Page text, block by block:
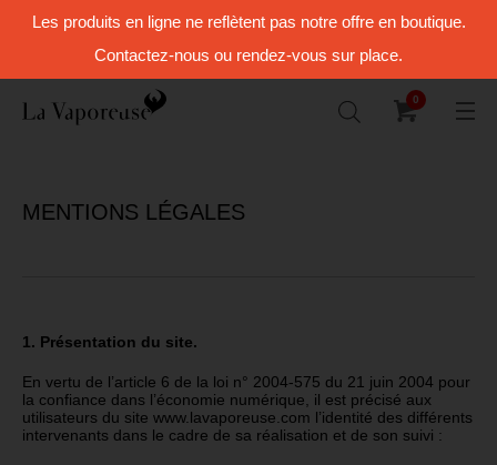
Les produits en ligne ne reflètent pas notre offre en boutique.
Contactez-nous ou rendez-vous sur place.
0
MENTIONS LÉGALES
1. Présentation du site.
En vertu de l’article 6 de la loi n° 2004-575 du 21 juin 2004 pour
la confiance dans l’économie numérique, il est précisé aux
utilisateurs du site www.lavaporeuse.com l’identité des différents
intervenants dans le cadre de sa réalisation et de son suivi :